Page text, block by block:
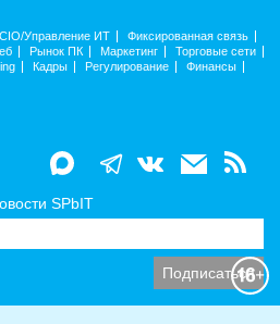
CIO/Управление ИТ
Фиксированная связь
Рынок ПК Маркетинг
Торговые сети
Кадры Регулирование
Финансы
SPbIT